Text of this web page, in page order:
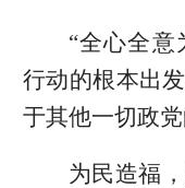
“全心全意
行动的根本出
于其他一切政
为民造福